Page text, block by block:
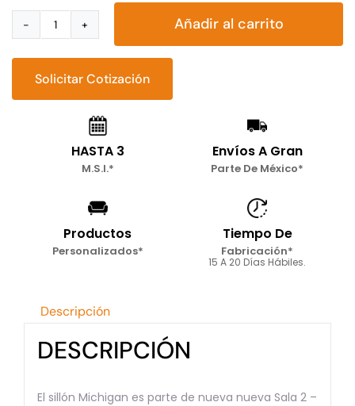
Sillón
Michigan
cantidad
Añadir al carrito
Solicitar Cotización
HASTA 3
M.S.I.*
Envíos A Gran
Parte De México*
Productos
Personalizados*
Tiempo De
Fabricación*
15 A 20 Días Hábiles.
Descripción
DESCRIPCIÓN
El sillón Michigan es parte de nueva nueva Sala 2 –